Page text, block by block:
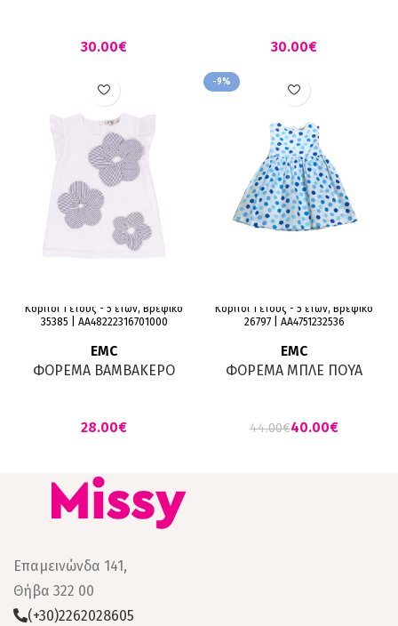
€
€
Κορίτσι 1 έτους - 5 ετών, Βρεφικό
35385 | AA48222316701000
EMC
ΦΟΡΕΜΑ ΒΑΜΒΑΚΕΡΟ
€
-9%
Κορίτσι 1 έτους - 5 ετών, Βρεφικό
26797 | AA4751232536
EMC
ΦΟΡΕΜΑ ΜΠΛΕ ΠΟΥΑ
44.00€40.00€
Επαμεινώνδα 141,
Θήβα 322 00
(+30)2262028605